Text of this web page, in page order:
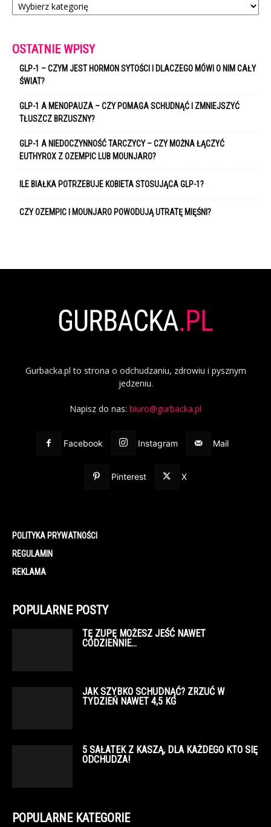
OSTATNIE WPISY
GLP-1 – CZYM JEST HORMON SYTOŚCI I DLACZEGO MÓWI O NIM CAŁY
ŚWIAT?
GLP-1 A MENOPAUZA – CZY POMAGA SCHUDNĄĆ I ZMNIEJSZYĆ
TŁUSZCZ BRZUSZNY?
GLP-1 A NIEDOCZYNNOŚĆ TARCZYCY – CZY MOŻNA ŁĄCZYĆ
EUTHYROX Z OZEMPIC LUB MOUNJARO?
ILE BIAŁKA POTRZEBUJE KOBIETA STOSUJĄCA GLP-1?
CZY OZEMPIC I MOUNJARO POWODUJĄ UTRATĘ MIĘŚNI?
Gurbacka.pl to strona o odchudzaniu, zdrowiu i pysznym
jedzeniu.
Napisz do nas: biuro@gurbacka.pl
Facebook Instagram Mail
Pinterest X
POLITYKA PRYWATNOŚCI
REGULAMIN
REKLAMA
POPULARNE POSTY
TĘ ZUPĘ MOŻESZ JEŚĆ NAWET
CODZIENNIE…
JAK SZYBKO SCHUDNĄĆ? ZRZUĆ W
TYDZIEŃ NAWET 4,5 KG
5 SAŁATEK Z KASZĄ, DLA KAŻDEGO KTO SIĘ
ODCHUDZA!
POPULARNE KATEGORIE